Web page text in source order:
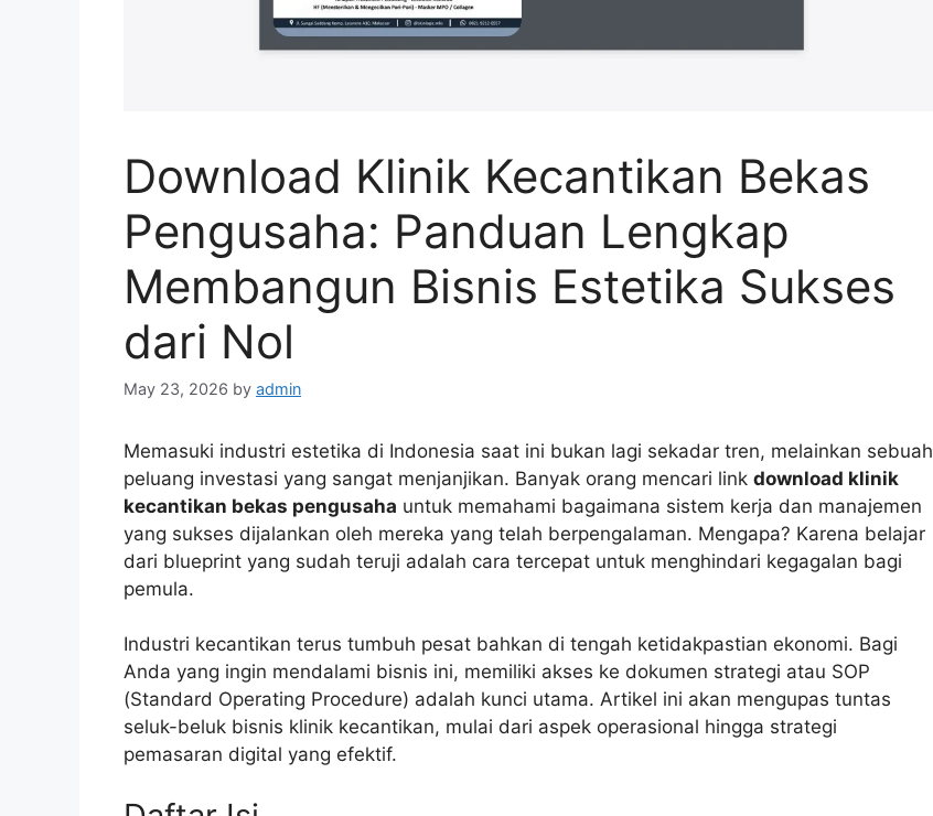
Download Klinik Kecantikan Bekas
Pengusaha: Panduan Lengkap
Membangun Bisnis Estetika Sukses
dari Nol
May 23, 2026 by admin
Memasuki industri estetika di Indonesia saat ini bukan lagi sekadar tren, melainkan sebuah
peluang investasi yang sangat menjanjikan. Banyak orang mencari link download klinik
kecantikan bekas pengusaha untuk memahami bagaimana sistem kerja dan manajemen
yang sukses dijalankan oleh mereka yang telah berpengalaman. Mengapa? Karena belajar
dari blueprint yang sudah teruji adalah cara tercepat untuk menghindari kegagalan bagi
pemula.
Industri kecantikan terus tumbuh pesat bahkan di tengah ketidakpastian ekonomi. Bagi
Anda yang ingin mendalami bisnis ini, memiliki akses ke dokumen strategi atau SOP
(Standard Operating Procedure) adalah kunci utama. Artikel ini akan mengupas tuntas
seluk-beluk bisnis klinik kecantikan, mulai dari aspek operasional hingga strategi
pemasaran digital yang efektif.